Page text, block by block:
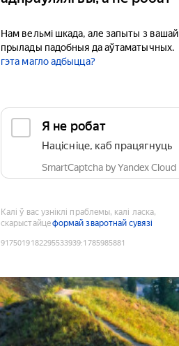
Нам вельмі шкада, але запыты з вашай
прылады падобныя да аўтаматычных.
гэта магло адбыцца?
Я не робат
Націсніце, каб працягнуць
SmartCaptcha by Yandex Cloud
Калі ў вас узніклі праблемы, калі ласка,
скарыстайцеформай зваротнай сувязі
9175019182295533939:1785985881